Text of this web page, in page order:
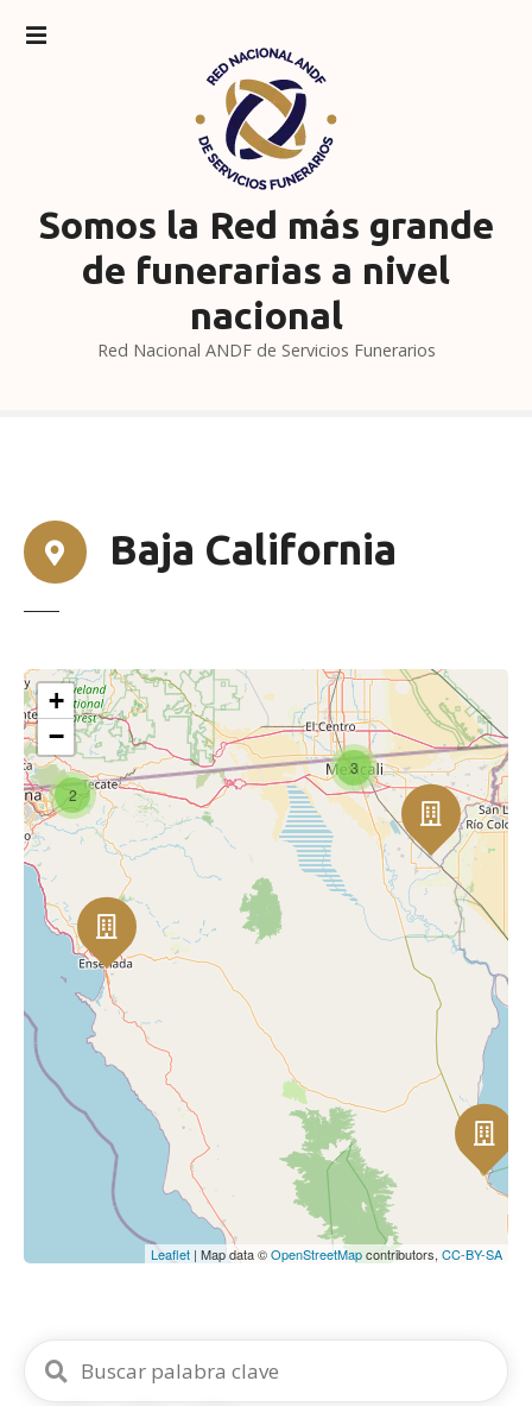
Somos la Red más grande
de funerarias a nivel
nacional
Red Nacional ANDF de Servicios Funerarios
Baja California
3
2
+
−
Leaflet | Map data ©OpenStreetMapcontributors, CC-BY-SA